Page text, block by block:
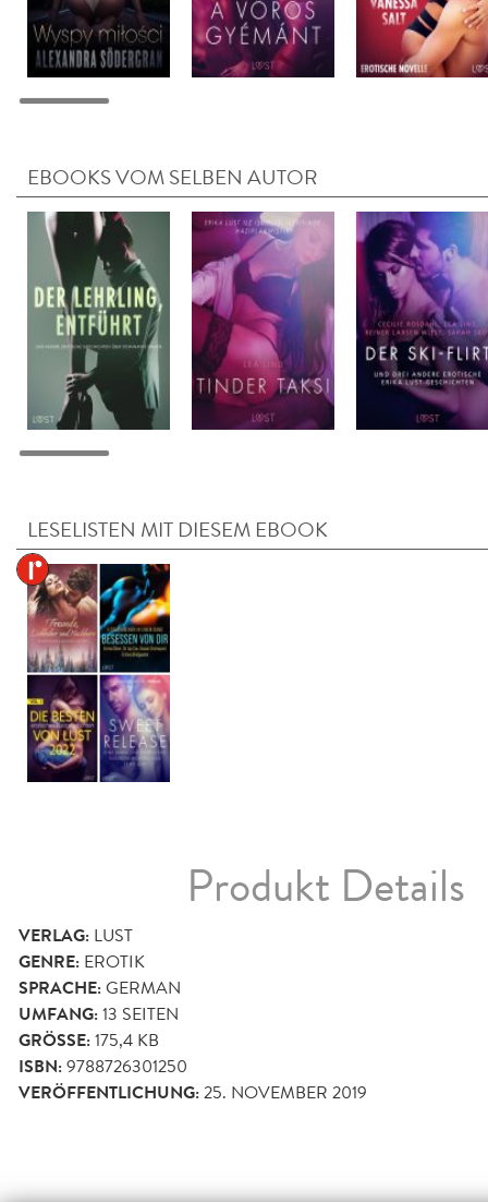
EBOOKS VOM SELBEN AUTOR
LESELISTEN MIT DIESEM EBOOK
Produkt Details
VERLAG: LUST
GENRE: EROTIK
SPRACHE:GERMAN
UMFANG:13 SEITEN
GRÖSSE: 175,4 KB
ISBN:9788726301250
VERÖFFENTLICHUNG:25. NOVEMBER 2019